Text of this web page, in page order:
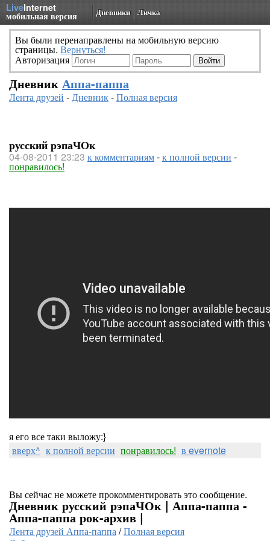
LiveInternet
мобильная версия Дневники Личка
Вы были перенаправлены на мобильную версию
страницы. Вернуться!
Авторизация
Дневник Аппа-паппа
Лента друзей -Дневник-Полная версия
русский рэпаЧОк
04-08-2011 23:23 к комментариям-к полной версии -
понравилось!
я его все таки выложу:}
вверх^ к полной версии понравилось! в evernote
Вы сейчас не можете прокомментировать это сообщение.
Дневник русский рэпаЧОк | Аппа-паппа -
Аппа-паппа рок-архив |
Лента друзей Аппа-паппа/Полная версия